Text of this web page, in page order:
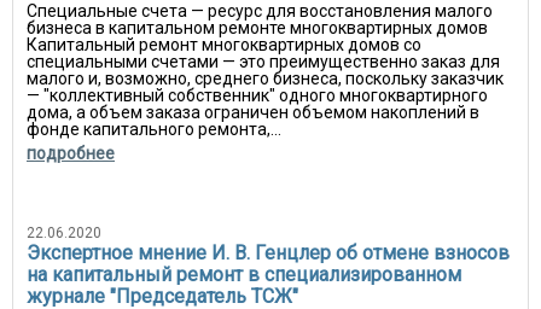
Специальные счета — ресурс для восстановления малого
бизнеса в капитальном ремонте многоквартирных домов
Капитальный ремонт многоквартирных домов со
специальными счетами — это преимущественно заказ для
малого и, возможно, среднего бизнеса, поскольку заказчик
— "коллективный собственник" одного многоквартирного
дома, а объем заказа ограничен объемом накоплений в
фонде капитального ремонта,...
подробнее
22.06.2020
Экспертное мнение И. В. Генцлер об отмене взносов
на капитальный ремонт в специализированном
журнале "Председатель ТСЖ"